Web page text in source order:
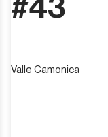
Valle Camonica